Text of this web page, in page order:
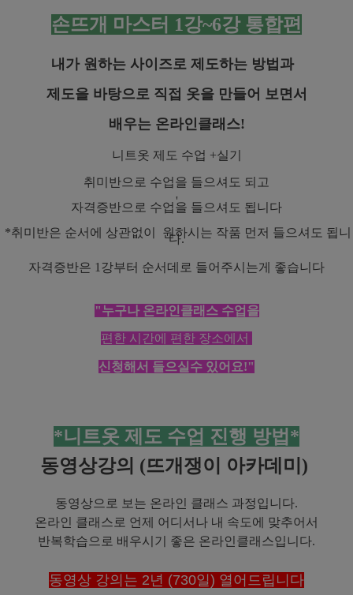
손뜨개 마스터 1강~6강 통합편
내가 원하는 사이즈로 제도하는 방법과
제도을 바탕으로 직접 옷을 만들어 보면서
배우는 온라인클래스!
니트옷 제도 수업 +실기
취미반으로 수업을 들으셔도 되고
'
자격증반으로 수업을 들으셔도 됩니다
*취미반은 순서에 상관없이 원하시는 작품 먼저 들으셔도 됩니
다.
자격증반은 1강부터 순서데로 들어주시는게 좋습니다
"누구나 온라인클래스 수업을
편한 시간에 편한 장소에서
신청해서 들으실수 있어요!"
*니트옷 제도 수업 진행 방법*
동영상강의 (뜨개쟁이 아카데미)
동영상으로 보는 온라인 클래스 과정입니다.
온라인 클래스로 언제 어디서나 내 속도에 맞추어서
반복학습으로 배우시기 좋은 온라인클래스입니다.
동영상 강의는 2년 (730일) 열어드립니다